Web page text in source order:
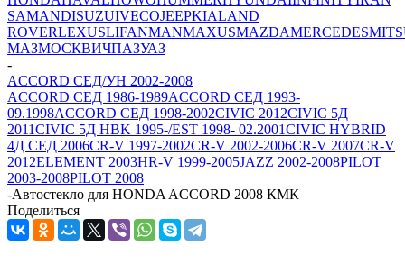
SAMANDISUZUIVECOJEEPKIALAND
ROVERLEXUSLIFANMANMAXUSMAZDAMERCEDES
МАЗМОСКВИЧПАЗУАЗ
-
ACCORD СЕД/УН 2002-2008
ACCORD СЕД 1986-1989ACCORD СЕД 1993-
09.1998ACCORD СЕД 1998-2002CIVIC 2012CIVIC 5Д
2011CIVIC 5Д HBK 1995-/EST 1998- 02.2001CIVIC HYBRID
4Д СЕД 2006CR-V 1997-2002CR-V 2002-2006CR-V 2007CR-V
2012ELEMENT 2003HR-V 1999-2005JAZZ 2002-2008PILOT
2003-2008PILOT 2008
-Автостекло для HONDA ACCORD 2008 КМК
Поделиться